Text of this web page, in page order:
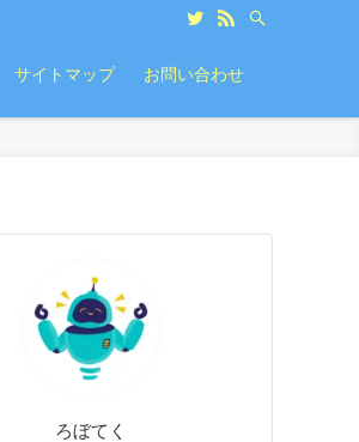
サイトマップ お問い合わせ
ろぼてく